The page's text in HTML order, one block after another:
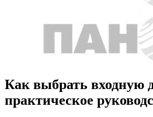
Как выбрать входную
практическое